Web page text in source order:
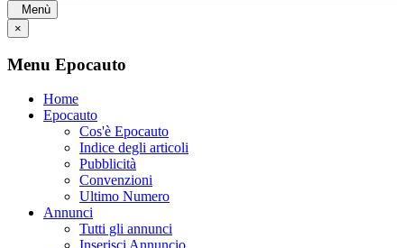
Menù
×
Menu Epocauto
Home
Epocauto
Cos'è Epocauto
Indice degli articoli
Pubblicità
Convenzioni
Ultimo Numero
Annunci
Tutti gli annunci